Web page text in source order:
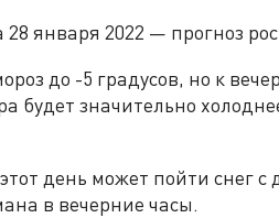
января 2022 — прогноз
до -5 градусов, но к
будет значительно
день может пойти снег с
в вечерние часы.